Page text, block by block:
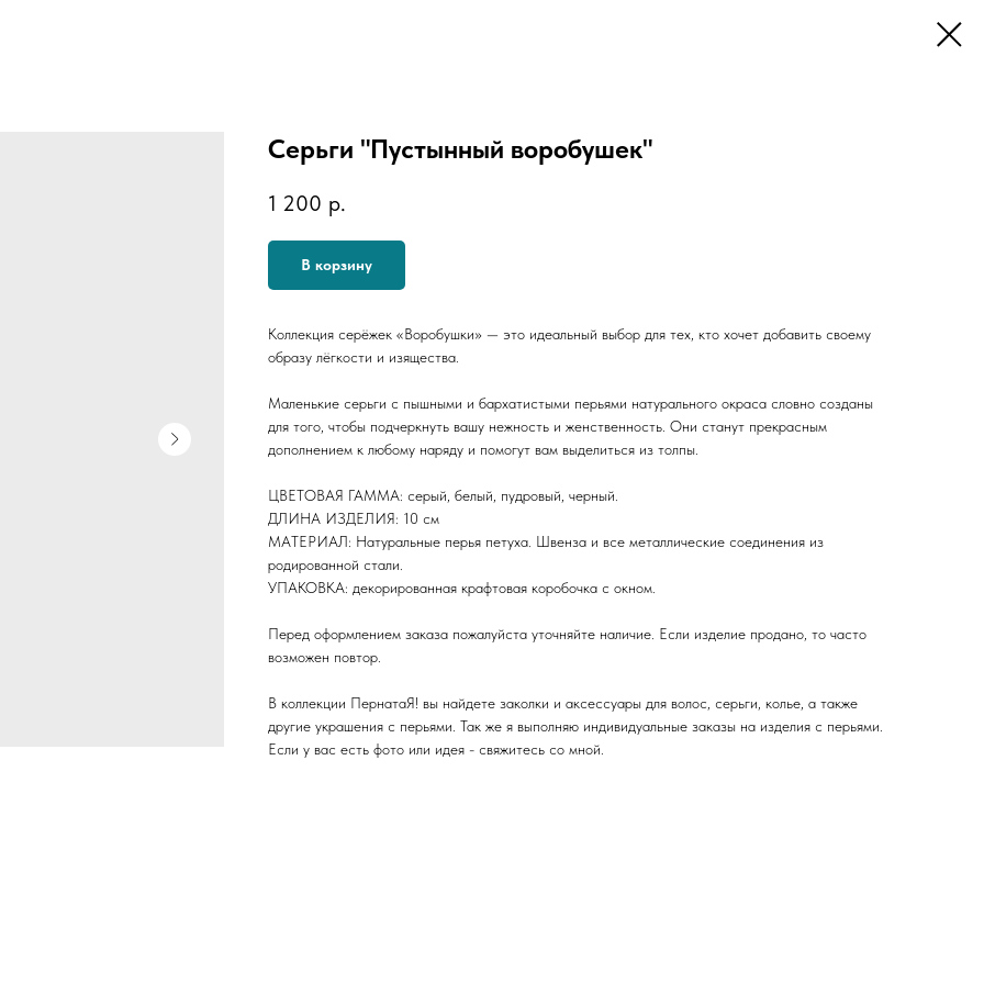
Серьги "Пустынный воробушек"
1 200 р.
В корзину
Коллекция серёжек «Воробушки» — это идеальный выбор для тех, кто хочет добавить своему
образу лёгкости и изящества.
Маленькие серьги с пышными и бархатистыми перьями натурального окраса словно созданы
для того, чтобы подчеркнуть вашу нежность и женственность. Они станут прекрасным
дополнением к любому наряду и помогут вам выделиться из толпы.
ЦВЕТОВАЯ ГАММА: серый, белый, пудровый, черный.
ДЛИНА ИЗДЕЛИЯ: 10 см
МАТЕРИАЛ: Натуральные перья петуха. Швенза и все металлические соединения из
родированной стали.
УПАКОВКА: декорированная крафтовая коробочка с окном.
Перед оформлением заказа пожалуйста уточняйте наличие. Если изделие продано, то часто
возможен повтор.
В коллекции ПернатаЯ! вы найдете заколки и аксессуары для волос, серьги, колье, а также
другие украшения с перьями. Так же я выполняю индивидуальные заказы на изделия с перьями.
Если у вас есть фото или идея - свяжитесь со мной.